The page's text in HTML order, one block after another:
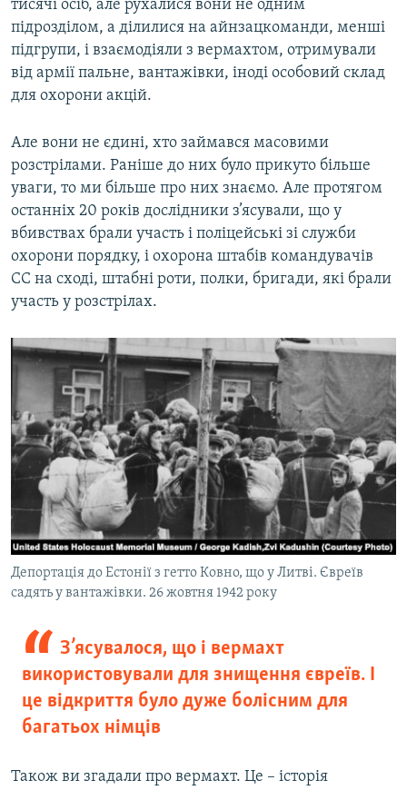
тисячі осіб, але рухалися вони не одним
підрозділом, а ділилися на айнзацкоманди, менші
підгрупи, і взаємодіяли з вермахтом, отримували
від армії пальне, вантажівки, іноді особовий склад
для охорони акцій.
Але вони не єдині, хто займався масовими
розстрілами. Раніше до них було прикуто більше
уваги, то ми більше про них знаємо. Але протягом
останніх 20 років дослідники з’ясували, що у
вбивствах брали участь і поліцейські зі служби
охорони порядку, і охорона штабів командувачів
СС на сході, штабні роти, полки, бригади, які брали
участь у розстрілах.
Депортація до Естонії з гетто Ковно, що у Литві. Євреїв
садять у вантажівки. 26 жовтня 1942 року
З’ясувалося, що і вермахт
використовували для знищення євреїв. І
це відкриття було дуже болісним для
багатьох німців
Також ви згадали про вермахт. Це – історія